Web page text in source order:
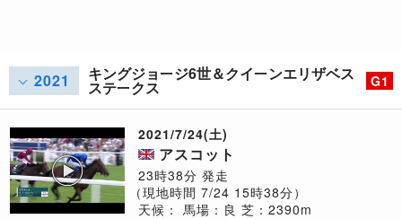
2021 キングジョージ6世＆クイーンエリザベス
ステークス G1
2021/7/24(土)
アスコット
23時38分 発走
（現地時間 7/24 15時38分）
天候： 馬場：良 芝：2390m